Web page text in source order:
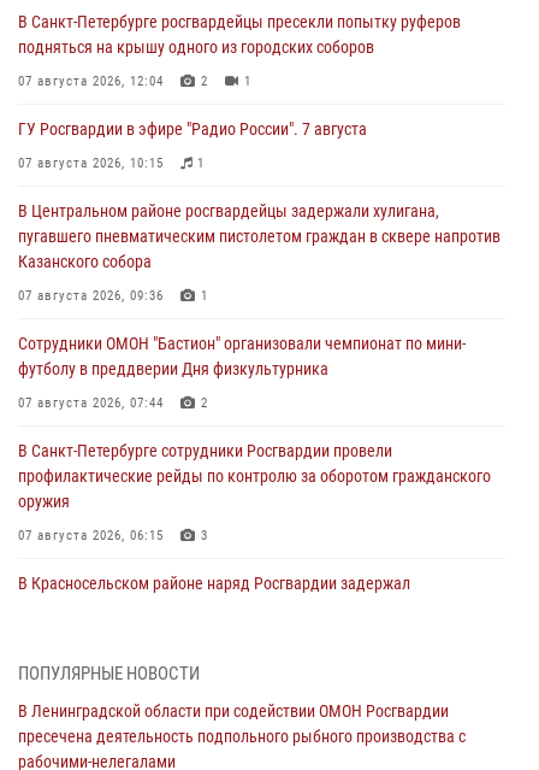
В Санкт-Петербурге росгвардейцы пресекли попытку руферов
подняться на крышу одного из городских соборов
07 августа 2026, 12:04 2 1
ГУ Росгвардии в эфире "Радио России". 7 августа
07 августа 2026, 10:15 1
В Центральном районе росгвардейцы задержали хулигана,
пугавшего пневматическим пистолетом граждан в сквере напротив
Казанского собора
07 августа 2026, 09:36 1
Сотрудники ОМОН "Бастион" организовали чемпионат по мини-
футболу в преддверии Дня физкультурника
07 августа 2026, 07:44 2
В Санкт-Петербурге сотрудники Росгвардии провели
профилактические рейды по контролю за оборотом гражданского
оружия
07 августа 2026, 06:15 3
В Красносельском районе наряд Росгвардии задержал
06 августа 2026, 13:39 1
В Центральном районе росгвардейцы оперативно задержали
хулигана, стрелявшего из пускового устройства рядом с жилыми
домами
ПОПУЛЯРНЫЕ НОВОСТИ
В Ленинградской области при содействии ОМОН Росгвардии
пресечена деятельность подпольного рыбного производства с
рабочими-нелегалами